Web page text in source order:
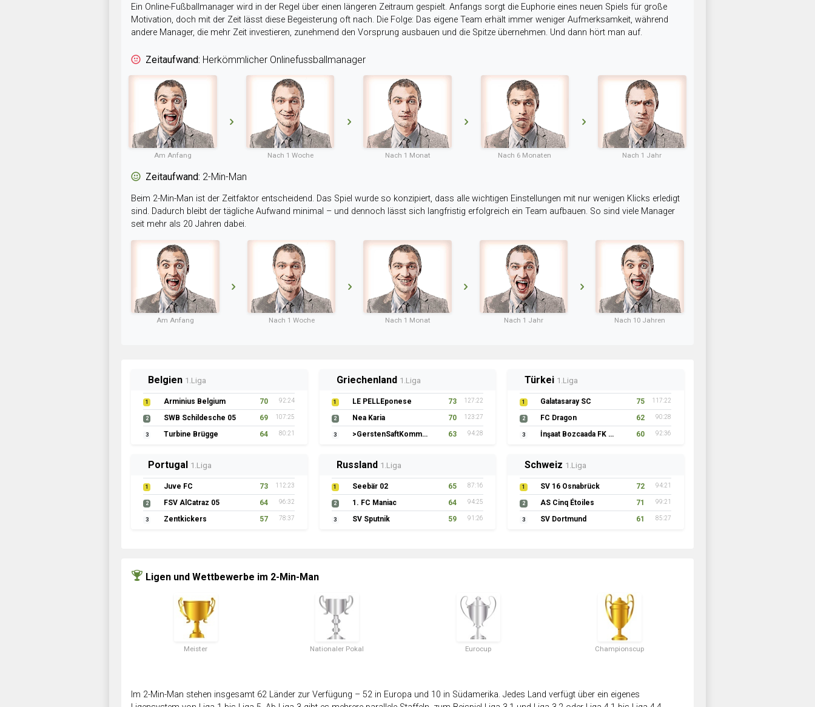
Ein Online-Fußballmanager wird in der Regel über einen längeren Zeitraum gespielt. Anfangs sorgt die Euphorie eines neuen Spiels für große
Motivation, doch mit der Zeit lässt diese Begeisterung oft nach. Die Folge: Das eigene Team erhält immer weniger Aufmerksamkeit, während
andere Manager, die mehr Zeit investieren, zunehmend den Vorsprung ausbauen und die Spitze übernehmen. Und dann hört man auf.
Zeitaufwand: Herkömmlicher Onlinefussballmanager
Am Anfang Nach 1 Woche Nach 1 Monat Nach 6 Monaten Nach 1 Jahr
Zeitaufwand: 2-Min-Man
Beim 2-Min-Man ist der Zeitfaktor entscheidend. Das Spiel wurde so konzipiert, dass alle wichtigen Einstellungen mit nur wenigen Klicks erledigt
sind. Dadurch bleibt der tägliche Aufwand minimal – und dennoch lässt sich langfristig erfolgreich ein Team aufbauen. So sind viele Manager
seit mehr als 20 Jahren dabei.
Am Anfang Nach 1 Woche Nach 1 Monat Nach 1 Jahr Nach 10 Jahren
Belgien 1.Liga
1 Arminius Belgium 70 92:24
2 SWB Schildesche 05 69 107:25
3 Turbine Brügge 64 80:21
Griechenland 1.Liga
1 LE PELLEponese 73 127:22
2 Nea Karia 70 123:27
3 >GerstenSaftKommando 63 94:28
Türkei 1.Liga
1 Galatasaray SC 75 117:22
2 FC Dragon 62 90:28
3 İnşaat Bozcaada FK 1957 60 92:36
Portugal 1.Liga
1 Juve FC 73 112:23
2 FSV AlCatraz 05 64 96:32
3 Zentkickers 57 78:37
Russland 1.Liga
1 Seebär 02 65 87:16
2 1. FC Maniac 64 94:25
3 SV Sputnik 59 91:26
Schweiz 1.Liga
1 SV 16 Osnabrück 72 94:21
2 AS Cinq Étoiles 71 99:21
3 SV Dortmund 61 85:27
Ligen und Wettbewerbe im 2-Min-Man
Meister Nationaler Pokal Eurocup Championscup
Im 2-Min-Man stehen insgesamt 62 Länder zur Verfügung – 52 in Europa und 10 in Südamerika. Jedes Land verfügt über ein eigenes